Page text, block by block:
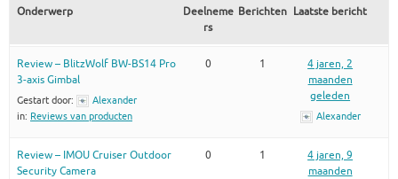
Onderwerp
Deelneme
rs
Berichten Laatste bericht
Review – BlitzWolf BW-BS14 Pro
3-axis Gimbal
Gestart door:
Alexander
in: Reviews van producten
0 1
4 jaren, 2
maanden
geleden
Alexander
Review – IMOU Cruiser Outdoor
Security Camera
0 1
4 jaren, 9
maanden